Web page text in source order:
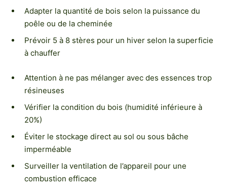
Adapter la quantité de bois selon la puissance du
poêle ou de la cheminée
Prévoir 5 à 8 stères pour un hiver selon la superficie
à chauffer
Attention à ne pas mélanger avec des essences trop
résineuses
Vérifier la condition du bois (humidité inférieure à
20%)
Éviter le stockage direct au sol ou sous bâche
imperméable
Surveiller la ventilation de l’appareil pour une
combustion efficace